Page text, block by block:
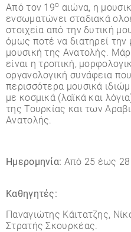
Από τον 19ο αιώνα, η
ενσωματώνει σταδιακά
στοιχεία από την δυτική
όμως ποτέ να διατηρεί
μουσική της Ανατολής.
είναι η τροπική,
οργανολογική συνάφεια
περισσότερα μουσικά
με κοσμικά (λαϊκά και
της Τουρκίας και των
Ανατολής.
Ηµεροµηνία: Από 25 έως 28
Καθηγητές:
Παναγιώτης Κάιτατζης,
Στρατής Σκουρκέας.